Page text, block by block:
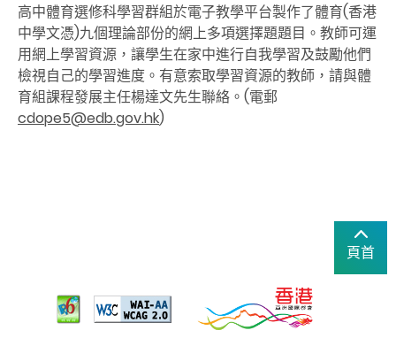
高中體育選修科學習群組於電子教學平台製作了體育(香港
中學文憑)九個理論部份的網上多項選擇題題目 。 教師可運
用網上學習資源，讓學生在家中進行自我學習及鼓勵他們
檢視自己的學習進度 。有意索取學習資源的教師，請與體
育組課程發展主任楊達文先生聯絡。 (電郵
cdope5@edb.gov.hk)
頁首